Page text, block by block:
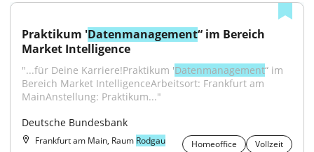
Praktikum 'Datenmanagement“ im Bereich
Market Intelligence
"...für Deine Karriere!Praktikum 'Datenmanagement“ im
Bereich Market IntelligenceArbeitsort: Frankfurt am
MainAnstellung: Praktikum..."
Deutsche Bundesbank
Frankfurt am Main, Raum Rodgau Homeoffice
Vollzeit